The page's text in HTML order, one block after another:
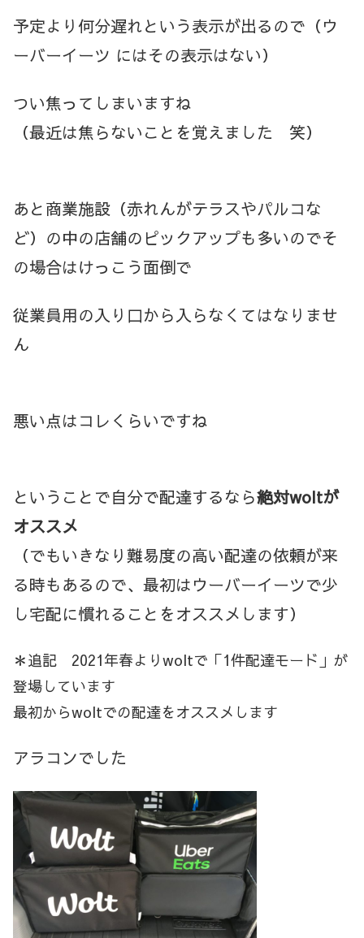
予定より何分遅れという表示が出るので（ウ
ーバーイーツ にはその表示はない）
つい焦ってしまいますね
（最近は焦らないことを覚えました 笑）
あと商業施設（赤れんがテラスやパルコな
ど）の中の店舗のピックアップも多いのでそ
の場合はけっこう面倒で
従業員用の入り口から入らなくてはなりませ
ん
悪い点はコレくらいですね
ということで自分で配達するなら絶対woltが
オススメ
（でもいきなり難易度の高い配達の依頼が来
る時もあるので、最初はウーバーイーツで少
し宅配に慣れることをオススメします）
＊追記 2021年春よりwoltで「1件配達モード」が
登場しています
最初からwoltでの配達をオススメします
アラコンでした